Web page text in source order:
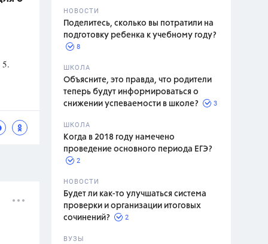
НОВОСТИ
Поделитесь, сколько вы потратили на
подготовку ребенка к учебному году?
8
ШКОЛА
Объясните, это правда, что родители
теперь будут информироваться о
снижении успеваемости в школе?
3
ШКОЛА
Когда в 2018 году намечено
проведение основного периода ЕГЭ?
2
НОВОСТИ
Будет ли как-то улучшаться система
проверки и организации итоговых
сочинений?
2
ВУЗЫ